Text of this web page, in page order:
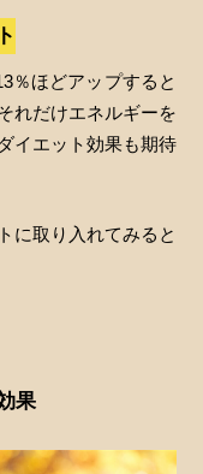
％ほどアップすると
れだけエネルギーを
イエット効果も期待
に取り入れてみると
果